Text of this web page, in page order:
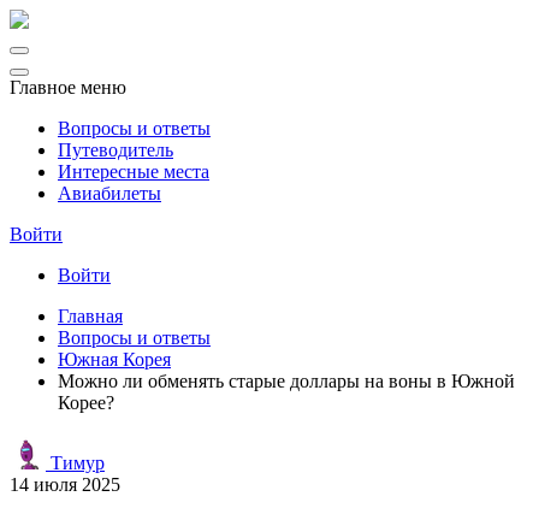
Главное меню
Вопросы и ответы
Путеводитель
Интересные места
Авиабилеты
Войти
Войти
Главная
Вопросы и ответы
Южная Корея
Можно ли обменять старые доллары на воны в Южной
Корее?
Тимур
14 июля 2025